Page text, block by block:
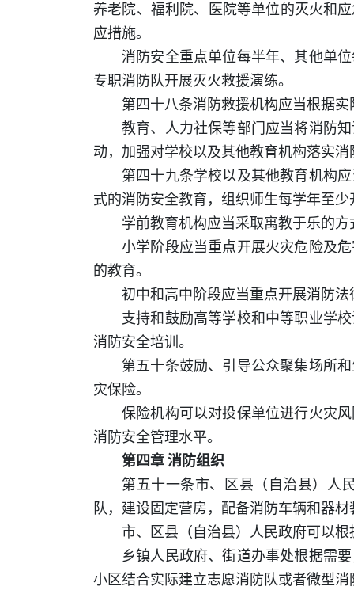
养老院、福利院、医院等单位的灭火和
应措施。
消防安全重点单位每半年、其他单
专职消防队开展灭火救援演练。
第四十八条消防救援机构应当根据
教育、人力社保等部门应当将消防
动，加强对学校以及其他教育机构落实
第四十九条学校以及其他教育机构
式的消防安全教育，组织师生每学年至
学前教育机构应当采取寓教于乐的
小学阶段应当重点开展火灾危险及
的教育。
初中和高中阶段应当重点开展消防
支持和鼓励高等学校和中等职业学
消防安全培训。
第五十条鼓励、引导公众聚集场所
灾保险。
保险机构可以对投保单位进行火灾
消防安全管理水平。
第四章 消防组织
第五十一条市、区县（自治县）人
队，建设固定营房，配备消防车辆和器材
市、区县（自治县）人民政府可以
乡镇人民政府、街道办事处根据需
小区结合实际建立志愿消防队或者微型消